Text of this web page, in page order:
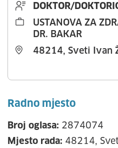
DOKTOR/
USTANOVA ZA
DR. BAKAR
48214, Sveti Ivan
Radno mjesto
Broj oglasa: 2874074
Mjesto rada: 48214,